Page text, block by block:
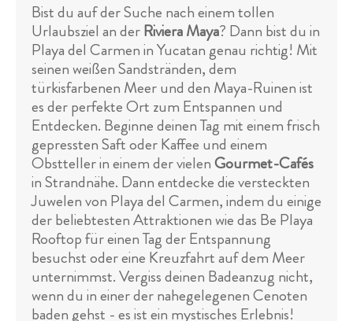
Bist du auf der Suche nach einem tollen
Urlaubsziel an derRiviera Maya? Dann bist du in
Playa del Carmen in Yucatan genau richtig! Mit
seinen weißen Sandstränden, dem
türkisfarbenen Meer und den Maya-Ruinen ist
es der perfekte Ort zum Entspannen und
Entdecken. Beginne deinen Tag mit einem frisch
gepressten Saft oder Kaffee und einem
Obstteller in einem der vielenGourmet-Cafés
in Strandnähe. Dann entdecke die versteckten
Juwelen von Playa del Carmen, indem du einige
der beliebtesten Attraktionen wie das Be Playa
Rooftop für einen Tag der Entspannung
besuchst oder eine Kreuzfahrt auf dem Meer
unternimmst. Vergiss deinen Badeanzug nicht,
wenn du in einer der nahegelegenen Cenoten
baden gehst - es ist ein mystisches Erlebnis!